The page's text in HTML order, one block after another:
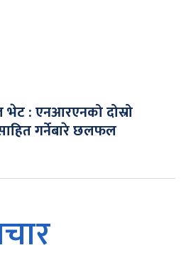
भेट : एनआरएनको दोस्रो
गर्नेबारे छलफल